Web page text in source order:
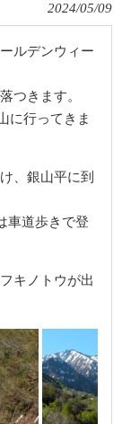
2024/05/09
ルデンウィー
つきます。
に行ってきま
、銀山平に到
車道歩きで登
キノトウが出